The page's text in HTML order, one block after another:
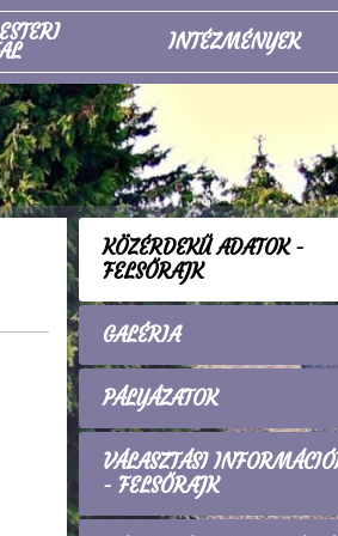
INTÉZMÉNYEK
KÖZÉRDEKŰ ADATOK -
FELSŐRAJK
GALÉRIA
PÁLYÁZATOK
VÁLASZTÁSI
- FELSŐRAJK